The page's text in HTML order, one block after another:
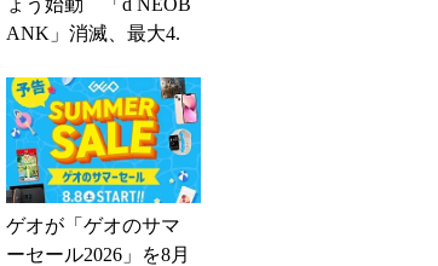
ょう始動 「d NEOB
ANK」消滅、最大4.
解説
ゲオが「ゲオのサマ
ーセール2026」を8月